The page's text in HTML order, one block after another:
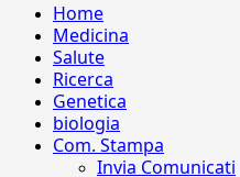
Home
Medicina
Salute
Ricerca
Genetica
biologia
Com. Stampa
Invia Comunicati